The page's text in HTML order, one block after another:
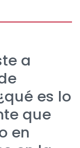
a
es lo
que
en